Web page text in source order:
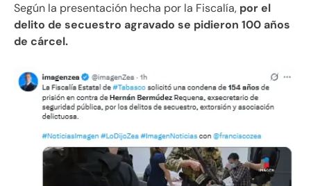
Según la presentación hecha por la Fiscalía, por el
delito de secuestro agravado se pidieron 100 años
de cárcel.